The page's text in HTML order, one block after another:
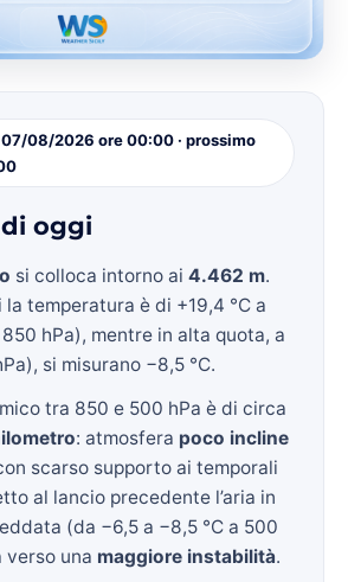
08/2026 ore 00:00 · prossimo
oggi
si colloca intorno ai 4.462 m.
temperatura è di +19,4 °C a
hPa), mentre in alta quota, a
si misurano −8,5 °C.
tra 850 e 500 hPa è di circa
: atmosfera poco incline
scarso supporto ai temporali
al lancio precedente l’aria in
(da −6,5 a −8,5 °C a 500
verso una maggiore instabilità.